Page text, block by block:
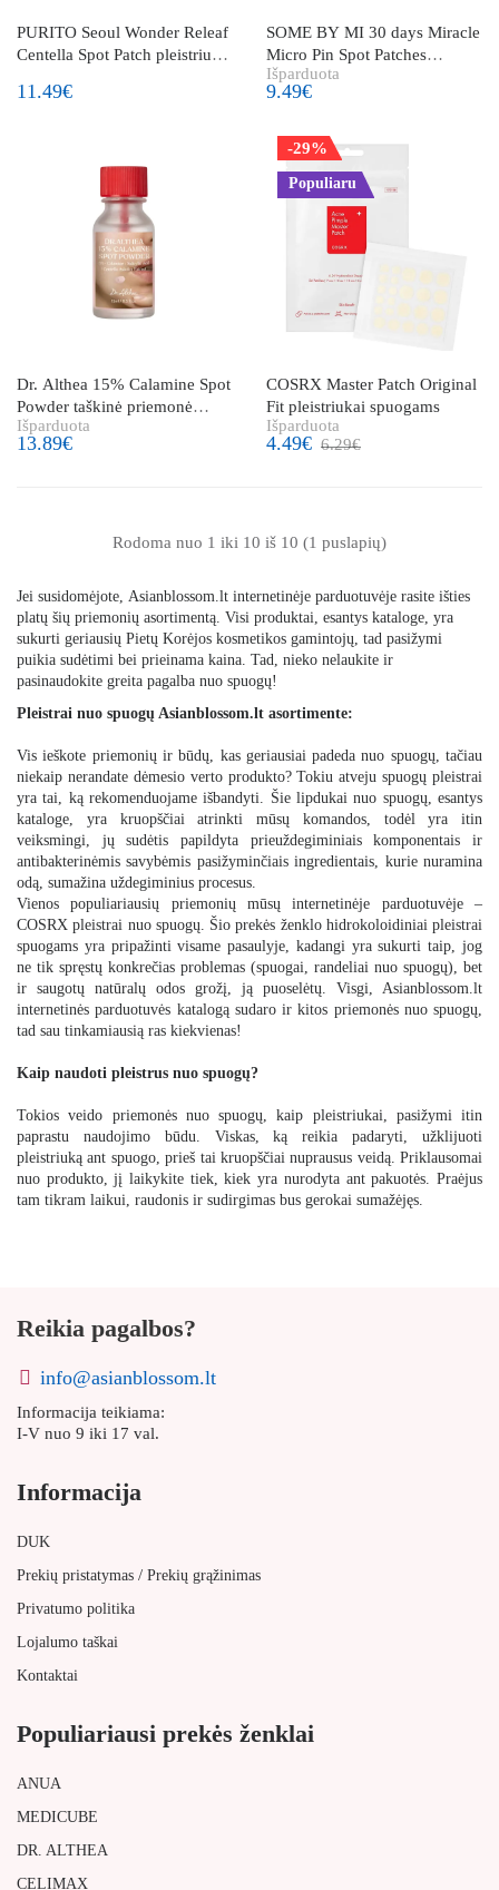
PURITO Seoul Wonder Releaf
Centella Spot Patch pleistriukai
11.49€
SOME BY MI 30 days Miracle
Micro Pin Spot Patches
pleistriukai spuogams su
mikroadatėlėmis
Išparduota
9.49€
Dr. Althea 15% Calamine Spot
Powder taškinė priemonė
spuogams
Išparduota
13.89€
-29%
Populiaru
COSRX Master Patch Original
Fit pleistriukai spuogams
Išparduota
4.49€ 6.29€
Rodoma nuo 1 iki 10 iš 10 (1 puslapių)
Jei susidomėjote, Asianblossom.lt internetinėje parduotuvėje rasite išties
platų šių priemonių asortimentą. Visi produktai, esantys kataloge, yra
sukurti geriausių Pietų Korėjos kosmetikos gamintojų, tad pasižymi
puikia sudėtimi bei prieinama kaina. Tad, nieko nelaukite ir
pasinaudokite greita pagalba nuo spuogų!
Pleistrai nuo spuogų Asianblossom.lt asortimente:
Vis ieškote priemonių ir būdų, kas geriausiai padeda nuo spuogų, tačiau
niekaip nerandate dėmesio verto produkto? Tokiu atveju spuogų pleistrai
yra tai, ką rekomenduojame išbandyti. Šie lipdukai nuo spuogų, esantys
kataloge, yra kruopščiai atrinkti mūsų komandos, todėl yra itin
veiksmingi, jų sudėtis papildyta prieuždegiminiais komponentais ir
antibakterinėmis savybėmis pasižyminčiais ingredientais, kurie nuramina
odą, sumažina uždegiminius procesus.
Vienos populiariausių priemonių mūsų internetinėje parduotuvėje –
COSRX pleistrai nuo spuogų. Šio prekės ženklo hidrokoloidiniai pleistrai
spuogams yra pripažinti visame pasaulyje, kadangi yra sukurti taip, jog
ne tik spręstų konkrečias problemas (spuogai, randeliai nuo spuogų), bet
ir saugotų natūralų odos grožį, ją puoselėtų. Visgi, Asianblossom.lt
internetinės parduotuvės katalogą sudaro ir kitos priemonės nuo spuogų,
tad sau tinkamiausią ras kiekvienas!
Kaip naudoti pleistrus nuo spuogų?
Tokios veido priemonės nuo spuogų, kaip pleistriukai, pasižymi itin
paprastu naudojimo būdu. Viskas, ką reikia padaryti, užklijuoti
pleistriuką ant spuogo, prieš tai kruopščiai nuprausus veidą. Priklausomai
nuo produkto, jį laikykite tiek, kiek yra nurodyta ant pakuotės. Praėjus
tam tikram laikui, raudonis ir sudirgimas bus gerokai sumažėjęs.
Reikia pagalbos?
info@asianblossom.lt
Informacija teikiama:
I-V nuo 9 iki 17 val.
Informacija
DUK
Prekių pristatymas / Prekių grąžinimas
Privatumo politika
Lojalumo taškai
Kontaktai
Populiariausi prekės ženklai
ANUA
MEDICUBE
DR. ALTHEA
CELIMAX